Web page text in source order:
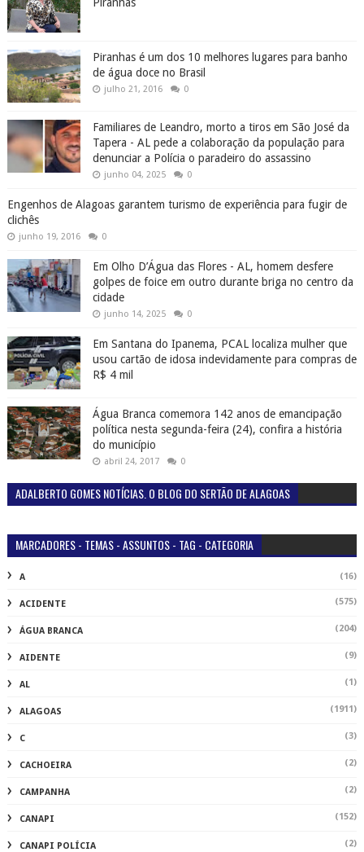
Piranhas é um dos 10 melhores lugares para banho
de água doce no Brasil
julho 21, 2016 0
Familiares de Leandro, morto a tiros em São José da
Tapera - AL pede a colaboração da população para
denunciar a Polícia o paradeiro do assassino
junho 04, 2025 0
Engenhos de Alagoas garantem turismo de experiência para fugir de
clichês
junho 19, 2016 0
Em Olho D’Água das Flores - AL, homem desfere
golpes de foice em outro durante briga no centro da
cidade
junho 14, 2025 0
Em Santana do Ipanema, PCAL localiza mulher que
usou cartão de idosa indevidamente para compras de
R$ 4 mil
Água Branca comemora 142 anos de emancipação
política nesta segunda-feira (24), confira a história
do município
abril 24, 2017 0
ADALBERTO GOMES NOTÍCIAS. O BLOG DO SERTÃO DE ALAGOAS
MARCADORES - TEMAS - ASSUNTOS - TAG - CATEGORIA
A (16)
ACIDENTE (575)
ÁGUA BRANCA (204)
AIDENTE (9)
AL (1)
ALAGOAS (1911)
C (3)
CACHOEIRA (2)
CAMPANHA (2)
CANAPI (152)
CANAPI POLÍCIA (2)